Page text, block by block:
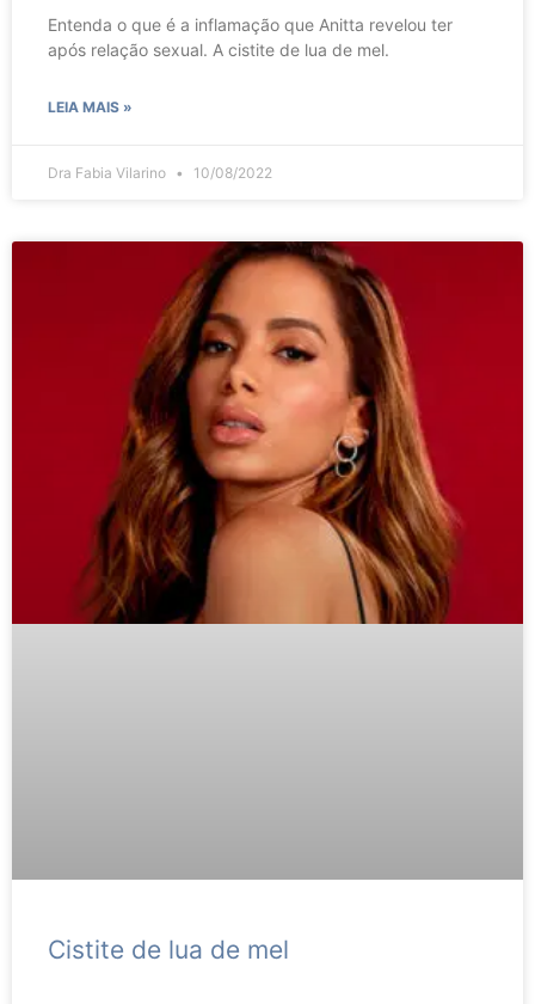
Entenda o que é a inflamação que Anitta revelou ter
após relação sexual. A cistite de lua de mel.
LEIA MAIS »
Dra Fabia Vilarino 10/08/2022
Cistite de lua de mel